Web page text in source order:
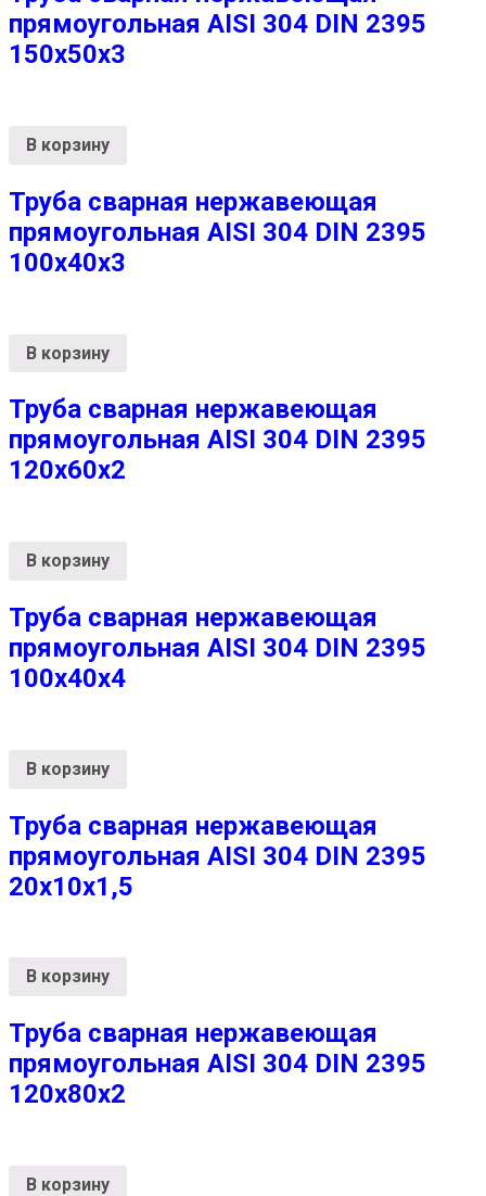
прямоугольная AISI 304 DIN 2395
150х50х3
В корзину
Труба сварная нержавеющая
прямоугольная AISI 304 DIN 2395
100х40х3
В корзину
Труба сварная нержавеющая
прямоугольная AISI 304 DIN 2395
120х60х2
В корзину
Труба сварная нержавеющая
прямоугольная AISI 304 DIN 2395
100х40х4
В корзину
Труба сварная нержавеющая
прямоугольная AISI 304 DIN 2395
20х10х1,5
В корзину
Труба сварная нержавеющая
прямоугольная AISI 304 DIN 2395
120х80х2
В корзину